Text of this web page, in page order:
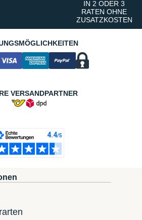
IN 2 ODER 3
RATEN OHNE
ZUSATZKOSTEN
VERSANDPARTNER